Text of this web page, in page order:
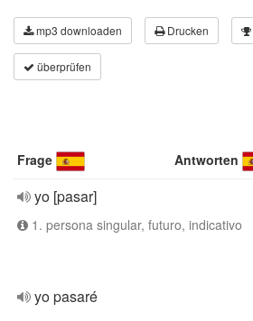
mp3 downloaden Drucken
überprüfen
Frage Antworten
yo [pasar]
1. persona singular, futuro, indicativo
yo pasaré